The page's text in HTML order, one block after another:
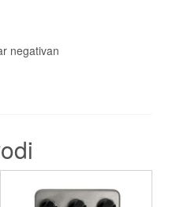
negativan